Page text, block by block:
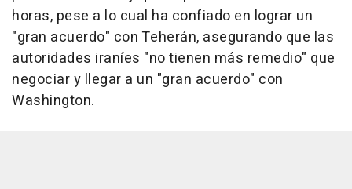
horas, pese a lo cual ha confiado en lograr un
"gran acuerdo" con Teherán, asegurando que las
autoridades iraníes "no tienen más remedio" que
negociar y llegar a un "gran acuerdo" con
Washington.